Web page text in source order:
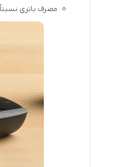
مصرف باتری